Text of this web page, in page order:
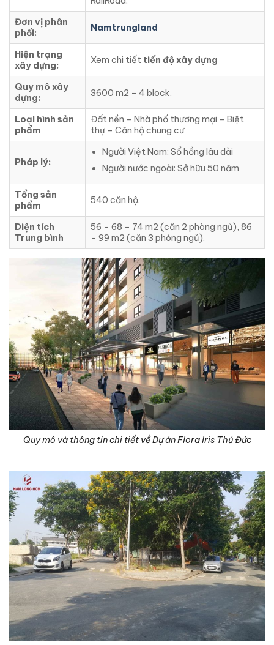
Đơn vị phân
phối:
Namtrungland
Hiện trạng
xây dựng:
Xem chi tiết tiến độ xây dựng
Quy mô xây
dựng:
3600 m2 – 4 block.
Loại hình sản
phẩm
Đất nền – Nhà phố thương mại – Biệt
thự – Căn hộ chung cư
Pháp lý:
Người Việt Nam: Sổ hồng lâu dài
Người nước ngoài: Sở hữu 50 năm
Tổng sản
phẩm
540 căn hộ.
Diện tích
Trung bình
56 – 68 – 74 m2 (căn 2 phòng ngủ), 86
– 99 m2 (căn 3 phòng ngủ).
Quy mô và thông tin chi tiết về Dự án Flora Iris Thủ Đức